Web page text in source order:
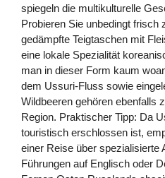
spiegeln die multikulturelle
Probieren Sie unbedingt frisch
gedämpfte Teigtaschen mit
eine lokale Spezialität
man in dieser Form kaum
dem Ussuri-Fluss sowie
Wildbeeren gehören ebenfalls
Region. Praktischer Tipp: Da
touristisch erschlossen ist,
einer Reise über spezialisierte
Führungen auf Englisch oder